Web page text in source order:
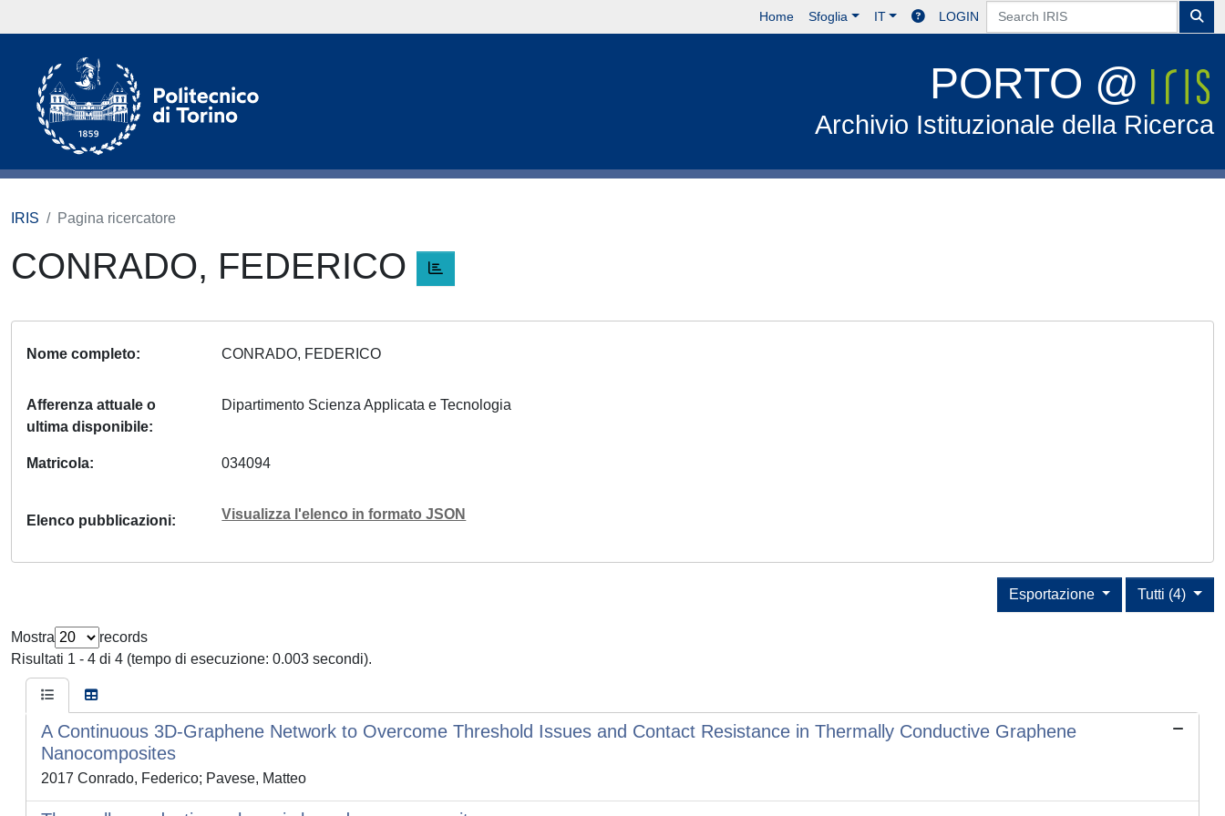
Home Sfoglia IT LOGIN
PORTO @
Archivio Istituzionale della Ricerca
IRIS Pagina ricercatore
CONRADO, FEDERICO
Nome completo CONRADO, FEDERICO
Afferenza attuale o
ultima disponibile
Dipartimento Scienza Applicata e Tecnologia
Matricola 034094
Elenco pubblicazioni Visualizza l'elenco in formato JSON
Tutti (4)
Esportazione
Mostra
records
Risultati 1 - 4 di 4 (tempo di esecuzione: 0.003 secondi).
A Continuous 3D-Graphene Network to Overcome Threshold Issues and Contact Resistance in Thermally Conductive Graphene
Nanocomposites
2017 Conrado, Federico; Pavese, Matteo